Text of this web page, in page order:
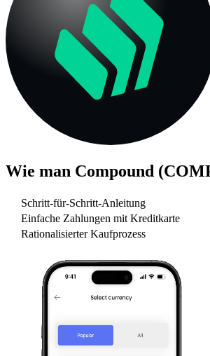
Wie man Compound
Schritt-für-Schritt-Anleitung
Einfache Zahlungen mit Kreditkarte
Rationalisierter Kaufprozess